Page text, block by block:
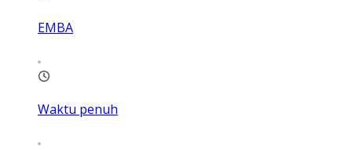
EMBA
Waktu penuh